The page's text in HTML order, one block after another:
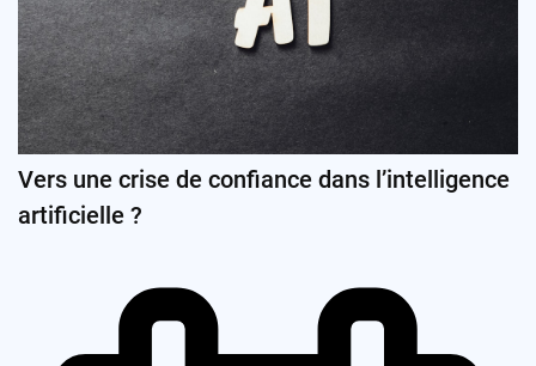
Vers une crise de confiance dans l’intelligence
artificielle ?